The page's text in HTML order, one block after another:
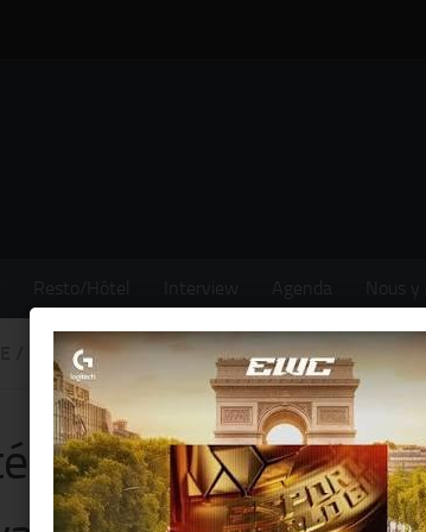
Resto/Hôtel Interview Agenda Nous y
SORTIR
à Paris sera